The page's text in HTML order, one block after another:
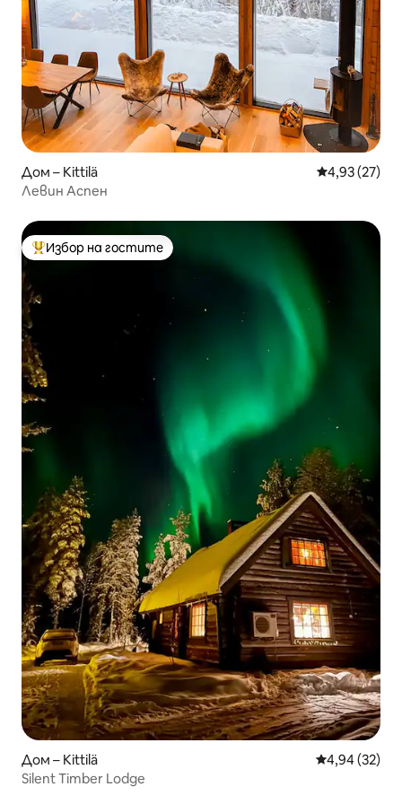
Дом – Kittilä Средна
4,93 (27)
Левин Аспен
Най-популярен избор на гостите
Избор на гостите
Дом – Kittilä Средна
4,94 (32)
Silent Timber Lodge